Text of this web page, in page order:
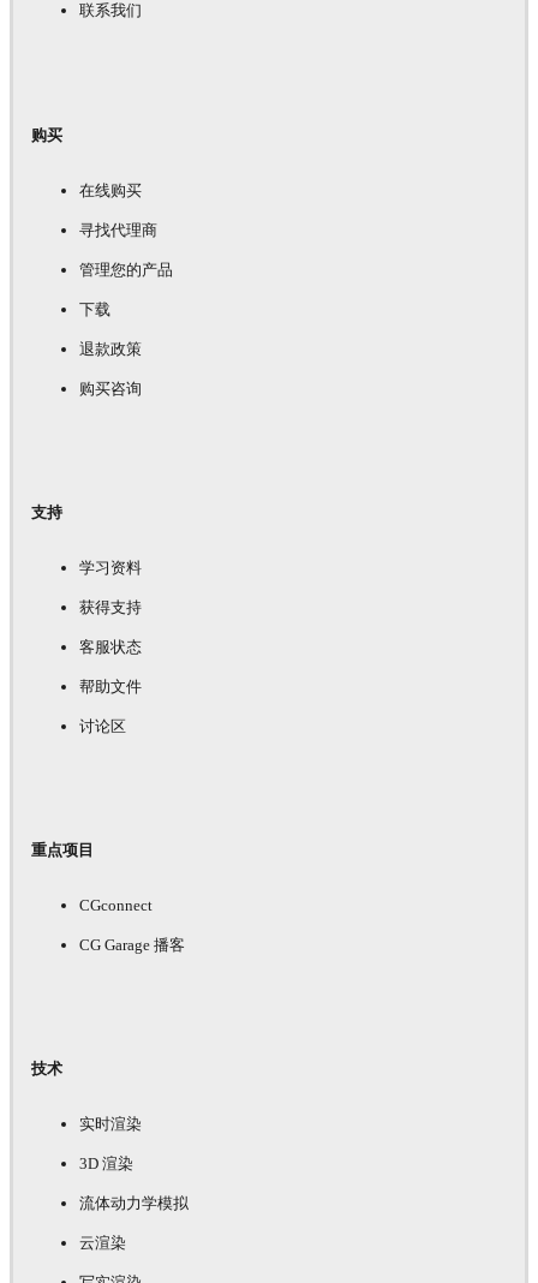
联系我们
购买
在线购买
寻找代理商
管理您的产品
下载
退款政策
购买咨询
支持
学习资料
获得支持
客服状态
帮助文件
讨论区
重点项目
CGconnect
CG Garage 播客
技术
实时渲染
3D 渲染
流体动力学模拟
云渲染